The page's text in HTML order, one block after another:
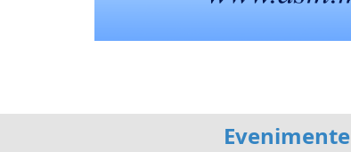
Evenimente